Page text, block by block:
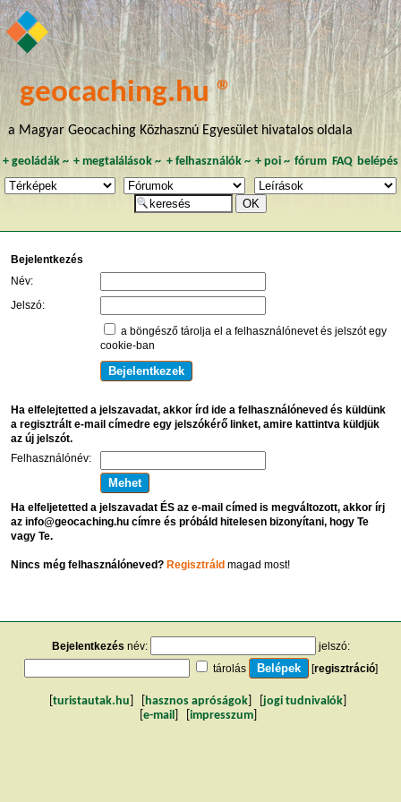
geocaching.hu ®
a Magyar Geocaching Közhasznú Egyesület hivatalos oldala
+ geoládák~ +megtalálások ~ + felhasználók~ + poi~ fórum FAQ belépés
Bejelentkezés
Név:
Jelszó:
a böngésző tárolja el a felhasználónevet és jelszót egy
cookie-ban
Ha elfelejtetted a jelszavadat, akkor írd ide a felhasználóneved és küldünk
a regisztrált e-mail címedre egy jelszókérő linket, amire kattintva küldjük
az új jelszót.
Felhasználónév:
Ha elfeljetetted a jelszavadat ÉS az e-mail címed is megváltozott, akkor írj
az info@geocaching.hu címre és próbáld hitelesen bizonyítani, hogy Te
vagy Te.
Nincs még felhasználóneved? Regisztráldmagad most!
Bejelentkezés név:
jelszó:
tárolás
[regisztráció]
turistautak.hu hasznos apróságok jogi tudnivalók
e-mail impresszum]